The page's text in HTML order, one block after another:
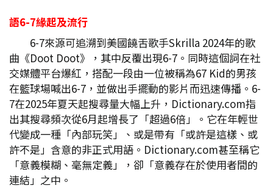
語6-7緣起及流行
6-7來源可追溯到美國饒舌歌手Skrilla 2024年的歌
曲《Doot Doot》，其中反覆出現6-7。同時這個詞在社
交媒體平台爆紅，搭配一段由一位被稱為67 Kid的男孩
在籃球場喊出6-7，並做出手擺動的影片而迅速傳播。6-
7在2025年夏天起搜尋量大幅上升，Dictionary.com指
出其搜尋頻次從6月起增長了「超過6倍」。它在年輕世
代變成一種「內部玩笑」、或是帶有「或許是這樣、或
許不是」含意的非正式用語。Dictionary.com甚至稱它
「意義模糊、毫無定義」，卻「意義存在於使用者間的
連結」之中。